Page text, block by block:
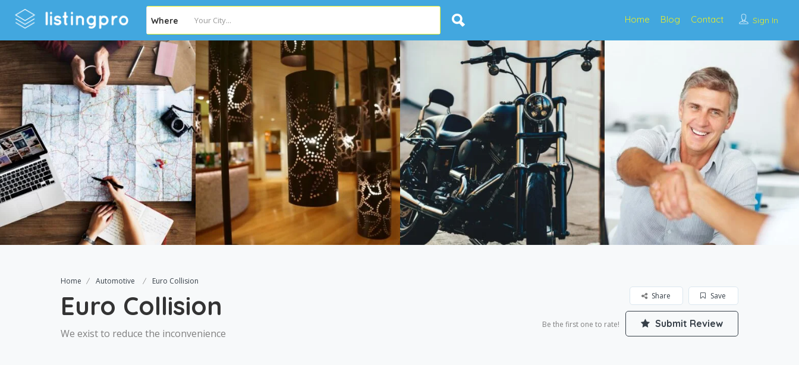
Where Sign In
Home Blog Contact
Home Automotive Euro Collision
Euro Collision
We exist to reduce the inconvenience
Save
Share
Be the first one to rate! Submit Review